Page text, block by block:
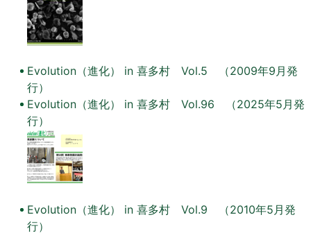
Evolution（進化） in 喜多村 Vol.5 （2009年9月発
行）
Evolution（進化） in 喜多村 Vol.96 （2025年5月発
行）
Evolution（進化） in 喜多村 Vol.9 （2010年5月発
行）